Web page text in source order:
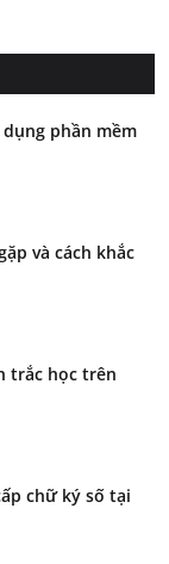
phần mềm
và cách khắc
trắc học trên
chữ ký số tại